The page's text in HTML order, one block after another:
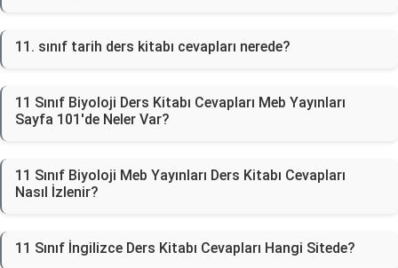
11. sınıf tarih ders kitabı cevapları nerede?
11 Sınıf Biyoloji Ders Kitabı Cevapları Meb Yayınları
Sayfa 101'de Neler Var?
11 Sınıf Biyoloji Meb Yayınları Ders Kitabı Cevapları
Nasıl İzlenir?
11 Sınıf İngilizce Ders Kitabı Cevapları Hangi Sitede?